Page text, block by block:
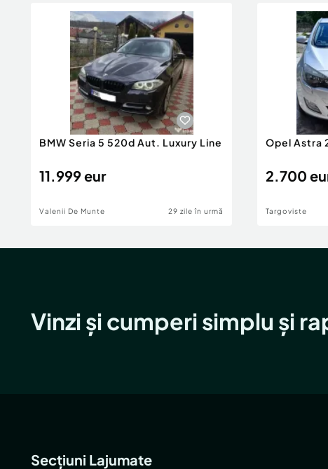
BMW Seria 5 520d Aut. Luxury Line
11.999 eur
Valenii De Munte 29 zile în urmă
Opel Astra
2.700
Targoviste
Vinzi și cumperi simplu și
Secțiuni Lajumate